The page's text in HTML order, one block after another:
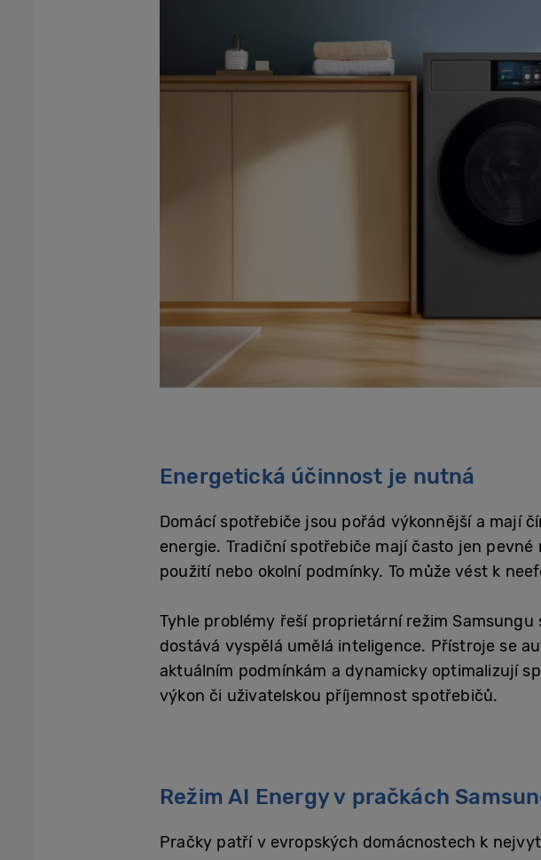
Energetická účinnost je nutná
Domácí spotřebiče jsou pořád výkonnější a mají
energie. Tradiční spotřebiče mají často jen
použití nebo okolní podmínky. To může vést k
Tyhle problémy řeší proprietární režim
dostává vyspělá umělá inteligence. Přístroje se
aktuálním podmínkám a dynamicky optimalizují
výkon či uživatelskou příjemnost spotřebičů.
Režim AI Energy v pračkách
Pračky patří v evropských domácnostech k